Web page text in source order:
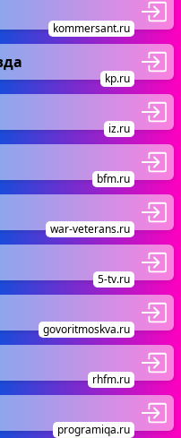
kommersant.ru
kp.ru
iz.ru
bfm.ru
war-veterans.ru
5-tv.ru
govoritmoskva.ru
rhfm.ru
programiqa.ru